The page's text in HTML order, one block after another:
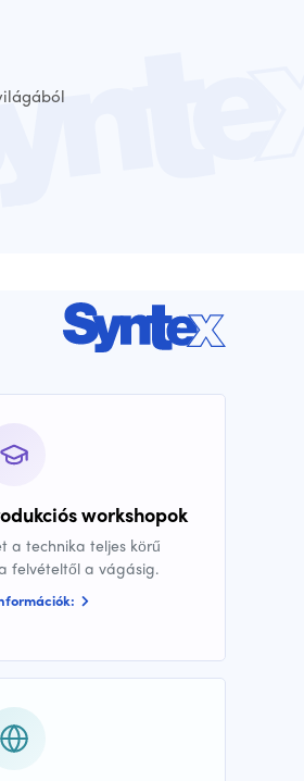
workshopok
a technika teljes körű
felvételtől a vágásig.